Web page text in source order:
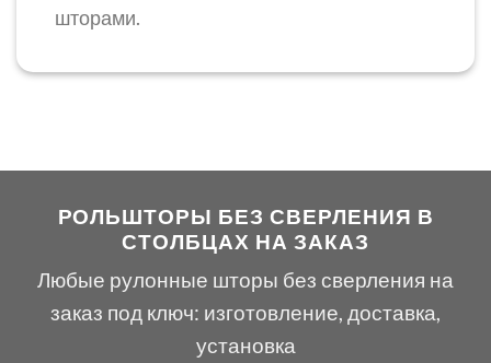
шторами.
РОЛЬШТОРЫ БЕЗ СВЕРЛЕНИЯ В
СТОЛБЦАХ НА ЗАКАЗ
Любые рулонные шторы без сверления на
заказ под ключ: изготовление, доставка,
установка